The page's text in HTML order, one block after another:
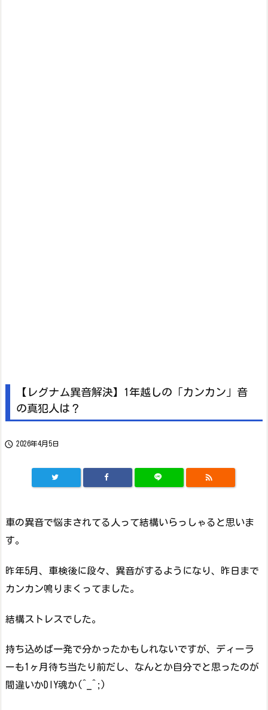
【レグナム異音解決】1年越しの「カンカン」音
の真犯人は？
 2026年4月5日

車の異音で悩まされてる人って結構いらっしゃると思いま
す。
昨年5月、車検後に段々、異音がするようになり、昨日まで
カンカン鳴りまくってました。
結構ストレスでした。
持ち込めば一発で分かったかもしれないですが、ディーラ
ーも1ヶ月待ち当たり前だし、なんとか自分でと思ったのが
間違いかDIY魂か(^_^;)